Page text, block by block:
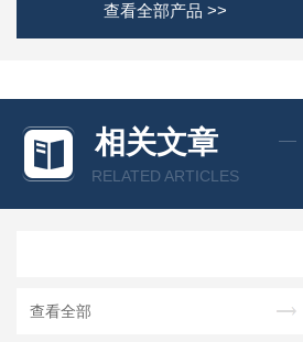
查看全部产品 >>
相关文章
RELATED ARTICLES
查看全部